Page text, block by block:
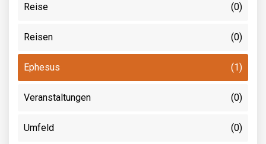
Reise (0)
Reisen (0)
Ephesus (1)
Veranstaltungen (0)
Umfeld (0)